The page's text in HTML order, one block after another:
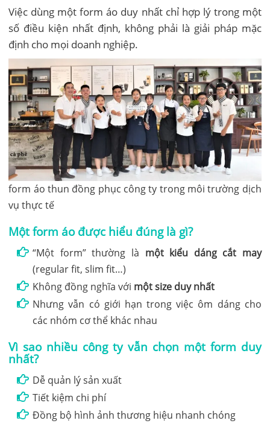
Việc dùng một form áo duy nhất chỉ hợp lý trong một
số điều kiện nhất định, không phải là giải pháp mặc
định cho mọi doanh nghiệp.
form áo thun đồng phục công ty trong môi trường dịch
vụ thực tế
Một form áo được hiểu đúng là gì?
“Một form” thường là một kiểu dáng cắt may
(regular fit, slim fit…)
Không đồng nghĩa với một size duy nhất
Nhưng vẫn có giới hạn trong việc ôm dáng cho
các nhóm cơ thể khác nhau
Vì sao nhiều công ty vẫn chọn một form duy
nhất?
Dễ quản lý sản xuất
Tiết kiệm chi phí
Đồng bộ hình ảnh thương hiệu nhanh chóng